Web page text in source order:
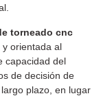
torneado cnc
orientada al
capacidad del
de decisión de
plazo, en lugar